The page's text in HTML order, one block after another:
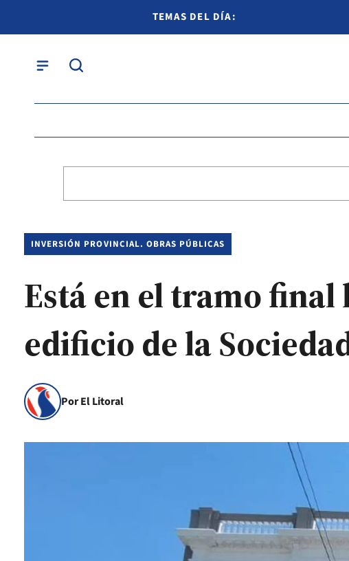
TEMAS DEL DÍA:
INVERSIÓN PROVINCIAL. OBRAS PÚBLICAS
Está en el tramo
edificio de la
Por El Litoral